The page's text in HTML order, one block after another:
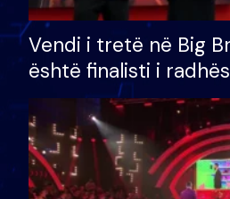
Vendi i tretë në Big
është finalisti i